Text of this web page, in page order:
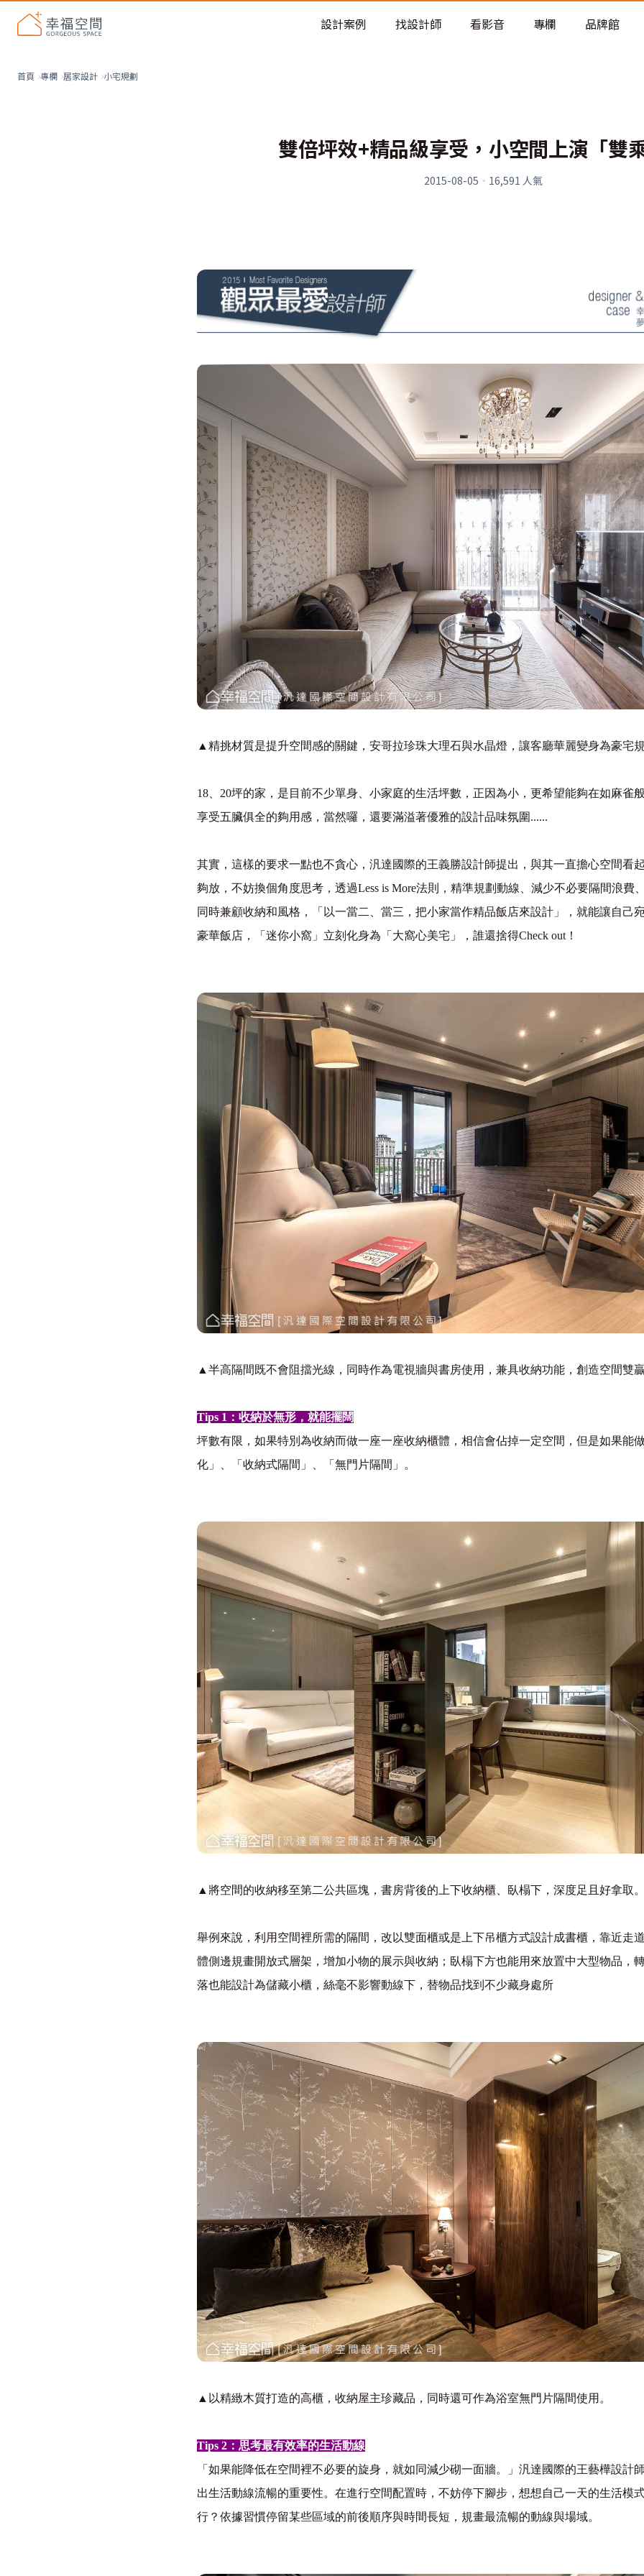
老屋預算分配與高 CP 值煥新術
設計案例 找設計師 看影音 專欄 品牌館
首頁 專欄 居家設計 小宅規劃
雙倍坪效+精品級享受，小空間上演「雙
2015-08-05 · 16,591 人氣
▲精挑材質是提升空間感的關鍵，安哥拉珍珠大理石與水晶燈，讓客廳華麗變身為豪宅
18 20坪的家，是目前不少單身、小家庭的生活坪數，正因為小，更希望能夠在如麻雀
享受五臟俱全的夠用感，當然囉，還要滿溢著優雅的設計品味氛圍......
其實，這樣的要求一點也不貪心，汎達國際的王義勝設計師提出，與其一直擔心空間看
夠放，不妨換個角度思考，透過Less is More法則，精準規劃動線、減少不必要隔間浪費
同時兼顧收納和風格，「以一當二、當三，把小家當作精品飯店來設計」，就能讓自己
豪華飯店，「迷你小窩」立刻化身為「大窩心美宅」，誰還捨得Check out ！
▲半高隔間既不會阻擋光線，同時作為電視牆與書房使用，兼具收納功能，創造空間雙
Tips 1 ：收納於無形，就能擺闊
坪數有限，如果特別為收納而做一座一座收納櫃體，相信會佔掉一定空間，但是如果能
化」、「收納式隔間」、「無門片隔間」。
▲將空間的收納移至第二公共區塊，書房背後的上下收納櫃、臥榻下，深度足且好拿取
舉例來說，利用空間裡所需的隔間，改以雙面櫃或是上下吊櫃方式設計成書櫃，靠近走
體側邊規畫開放式層架，增加小物的展示與收納；臥榻下方也能用來放置中大型物品，
落也能設計為儲藏小櫃，絲毫不影響動線下，替物品找到不少藏身處所
▲以精緻木質打造的高櫃，收納屋主珍藏品，同時還可作為浴室無門片隔間使用。
Tips 2 ：思考最有效率的生活動線
「如果能降低在空間裡不必要的旋身，就如同減少砌一面牆。」汎達國際的王藝樺設計
出生活動線流暢的重要性。在進行空間配置時，不妨停下腳步，想想自己一天的生活模
行？依據習慣停留某些區域的前後順序與時間長短，規畫最流暢的動線與場域。